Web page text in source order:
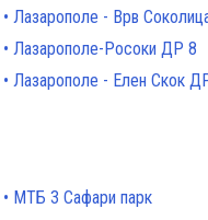
Лазарополе - Врв
Лазарополе-Росоки ДР 8
Лазарополе - Елен Скок
МТБ 3 Сафари парк